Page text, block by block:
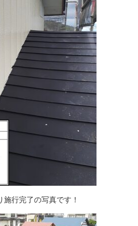
行完了の写真です！